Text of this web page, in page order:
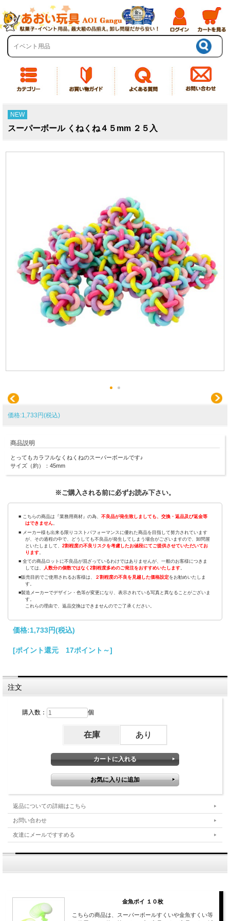
NEW
スーパーボール くねくね４５mm ２５入
価格:1,733円(税込)
商品説明
とってもカラフルなくねくねのスーパーボールです♪
サイズ（約）：45mm
※ご購入される前に必ずお読み下さい。
■ こちらの商品は『業務用商材』の為、 不良品が発生致しましても、交換・返品及び返金等
はできません。
■ メーカー様も出来る限りコストパフォーマンスに優れた商品を目指して努力されています
が、その過程の中で、どうしても不良品が発生してしまう場合がございますので、卸問屋
といたしまして、2割程度の不良リスクを考慮したお値段にてご提供させていただいてお
ります
■ 全ての商品ロットに不良品が混ざっているわけではありませんが、一般のお客様につきま
しては、 人数分の個数ではなく2割程度多めのご発注をおすすめいたします。
■販売目的でご使用されるお客様は、
２割程度の不良を見越した価格設定をお勧めいたしま
す。
■製造メーカーでデザイン・色等が変更になり、表示されている写真と異なることがございま
す。
これらの理由で、返品交換はできませんのでご了承ください。
価格:1,733円(税込)
[ポイント還元 17ポイント～]
注文
購入数： 個
在庫 あり
返品についての詳細はこちら
お問い合わせ
友達にメールですすめる
金魚ポイ １０枚
こちらの商品は、スーパーボールすくいや金魚すくい等